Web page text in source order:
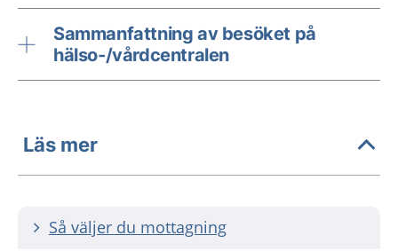
Sammanfattning av besöket på
hälso-/vårdcentralen
Läs mer
Så väljer du mottagning